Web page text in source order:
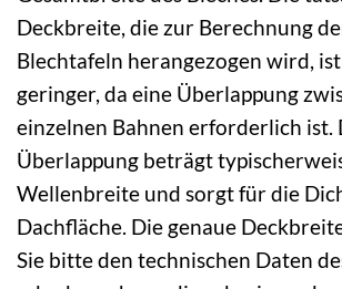
Deckbreite, die zur Berechnung
Blechtafeln herangezogen wird,
geringer, da eine Überlappung
einzelnen Bahnen erforderlich ist.
Überlappung beträgt
Wellenbreite und sorgt für die
Dachfläche. Die genaue
Sie bitte den technischen Daten